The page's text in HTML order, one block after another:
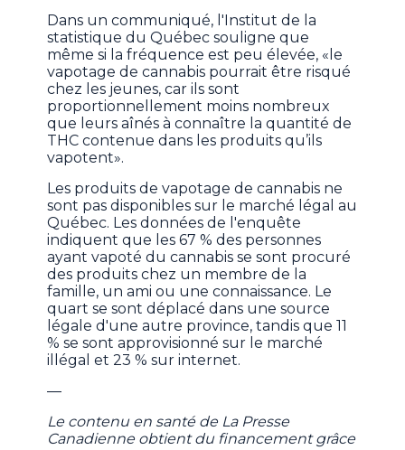
Dans un communiqué, l'Institut de la
statistique du Québec souligne que
même si la fréquence est peu élevée, «le
vapotage de cannabis pourrait être risqué
chez les jeunes, car ils sont
proportionnellement moins nombreux
que leurs aînés à connaître la quantité de
THC contenue dans les produits qu’ils
vapotent».
Les produits de vapotage de cannabis ne
sont pas disponibles sur le marché légal au
Québec. Les données de l'enquête
indiquent que les 67 % des personnes
ayant vapoté du cannabis se sont procuré
des produits chez un membre de la
famille, un ami ou une connaissance. Le
quart se sont déplacé dans une source
légale d'une autre province, tandis que 11
% se sont approvisionné sur le marché
illégal et 23 % sur internet.
—
Le contenu en santé de La Presse
Canadienne obtient du financement grâce